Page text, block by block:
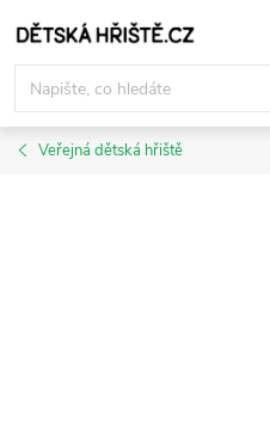
na
obsah
Veřejná dětská hřiště